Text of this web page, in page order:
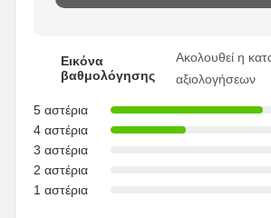
Εικόνα
βαθμολόγησης
Ακολουθεί η
αξιολογήσεων
5 αστέρια
4 αστέρια
3 αστέρια
2 αστέρια
1 αστέρια